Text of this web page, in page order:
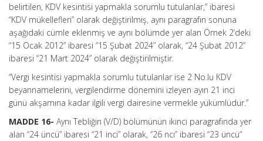
belirtilen, KDV kesintisi yapmakla sorumlu tutulanlar,” ibaresi
“KDV mükellefleri” olarak değiştirilmiş, aynı paragrafın sonuna
aşağıdaki cümle eklenmiş ve aynı bölümde yer alan Örnek 2’deki
“15 Ocak 2012” ibaresi “15 Şubat 2024” olarak, “24 Şubat 2012”
ibaresi “21 Mart 2024” olarak değiştirilmiştir.
“Vergi kesintisi yapmakla sorumlu tutulanlar ise 2 No.lu KDV
beyannamelerini, vergilendirme dönemini izleyen ayın 21 inci
günü akşamına kadar ilgili vergi dairesine vermekle yükümlüdür.”
MADDE 16- Aynı Tebliğin (V/D) bölümünün ikinci paragrafında yer
alan “24 üncü” ibaresi “21 inci” olarak, “26 ncı” ibaresi “23 üncü”